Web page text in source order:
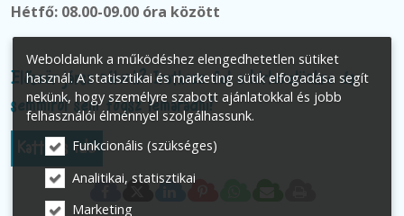
Hétfő: 08.00-09.00 óra között
Először jársz nálunk? Iratkozz fel a hírlevelünkre és
semmiről sem fogsz lemaradni!
Kattints ide
Weboldalunk a működéshez elengedhetetlen sütiket
használ. A statisztikai és marketing sütik elfogadása segít
nekünk, hogy személyre szabott ajánlatokkal és jobb
felhasználói élménnyel szolgálhassunk.
Funkcionális (szükséges)
Analitikai, statisztikai
Marketing